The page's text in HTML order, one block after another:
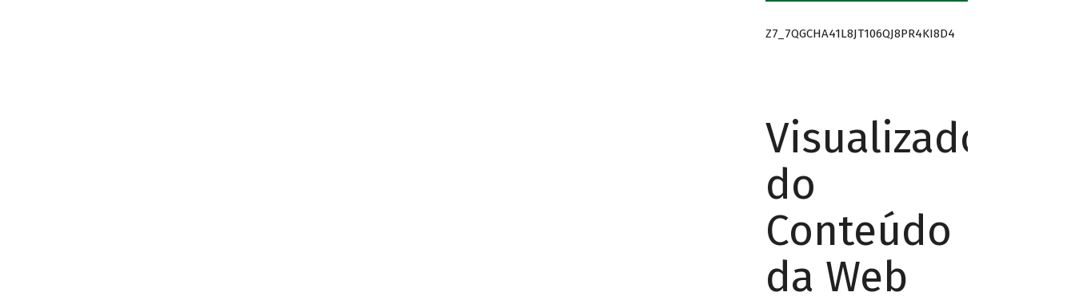
Z7_7QGCHA41L8JT106QJ8PR4KI8D4
Visualizador
do
Conteúdo
da Web